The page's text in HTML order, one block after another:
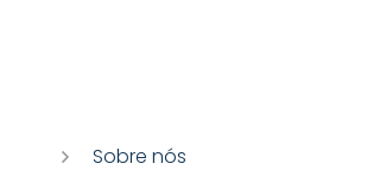
Sobre nós